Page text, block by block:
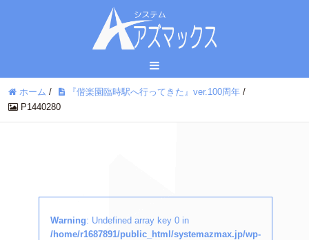
ホーム / 『偕楽園臨時駅へ行ってきた』ver.100周年 /
P1440280
Warning: Undefined array key 0 in
/home/r1687891/public_html/systemazmax.jp/wp-